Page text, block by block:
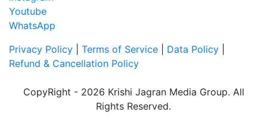
Youtube
WhatsApp
Privacy Policy
Terms of Service Data Policy
Refund & Cancellation Policy
CopyRight - 2026 Krishi Jagran Media Group. All
Rights Reserved.